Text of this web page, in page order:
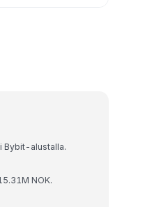
Bybit-alustalla.
NOK.